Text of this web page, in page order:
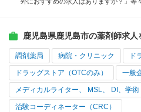
鹿児島県鹿児島市の薬剤師求
調剤薬局 病院・クリニック ド
ドラッグストア（OTCのみ） 一般
メディカルライター、 MSL、 DI、学術
治験コーディネーター（CRC）